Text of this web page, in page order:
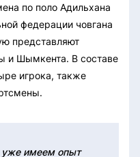
по поло Адильхана
федерации човгана
представляют
и Шымкента. В составе
игрока, также
уже имеем опыт